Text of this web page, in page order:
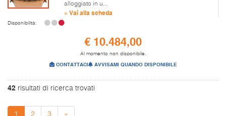
alloggiato in u...
» Vai alla scheda
Disponibilità:
€ 10.484,00
Al momento non disponibile.
CONTATTACI AVVISAMI QUANDO DISPONIBILE
42 risultati di ricerca trovati
1 2 3 »